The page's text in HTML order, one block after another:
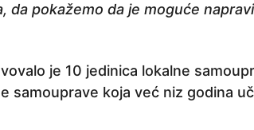
da pokažemo da je moguće
je 10 jedinica lokalne
samouprave koja već niz godina